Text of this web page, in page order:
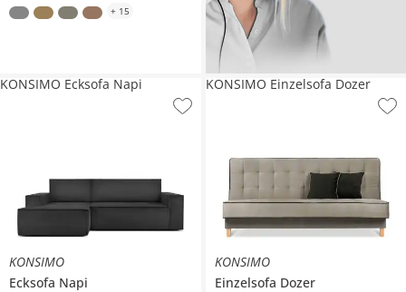
+ 15
KONSIMO
Ecksofa Napi
KONSIMO Ecksofa Napi
KONSIMO
Einzelsofa Dozer
KONSIMO Einzelsofa Dozer